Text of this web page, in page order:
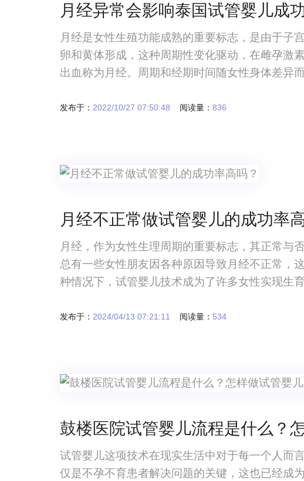
月经异常会影响泰国试管婴儿成
月经是女性生殖功能成熟的重要标志，是由于子
卵和黄体形成，这种周期性变化驱动，在雌孕激
出血称为月经。周期和经期时间随女性身体差异
发布于： 2022/10/27 07:50:48 阅读量： 836
月经不正常做试管婴儿的成功率
月经，作为女性生理周期的重要标志，其正常与
总有一些女性朋友因各种原因导致月经不正常，
种情况下，试管婴儿技术成为了许多女性实现生
发布于： 2024/04/13 07:21:11 阅读量： 534
鼓楼医院试管婴儿流程是什么？
试管婴儿这项技术在现实生活中对于每一个人而
仅是不孕不育患者解决问题的关键，这也已经成